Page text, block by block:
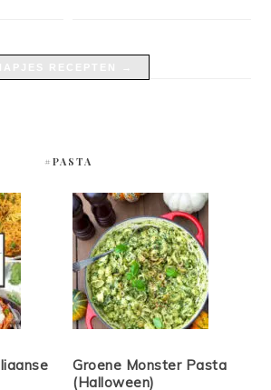
#PASTA
Groene Monster Pasta
(Halloween)